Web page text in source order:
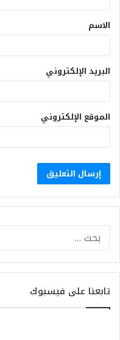
الاسم
البريد الإلكتروني
الموقع الإلكتروني
تابعنا على فيسبوك